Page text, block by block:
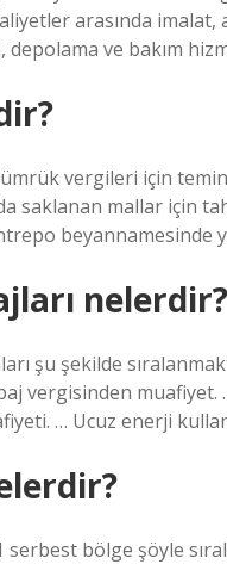
arasında imalat,
ve bakım
vergileri için
saklanan mallar için
beyannamesinde
nelerdir?
şu şekilde
vergisinden
… Ucuz enerji
bölge şöyle